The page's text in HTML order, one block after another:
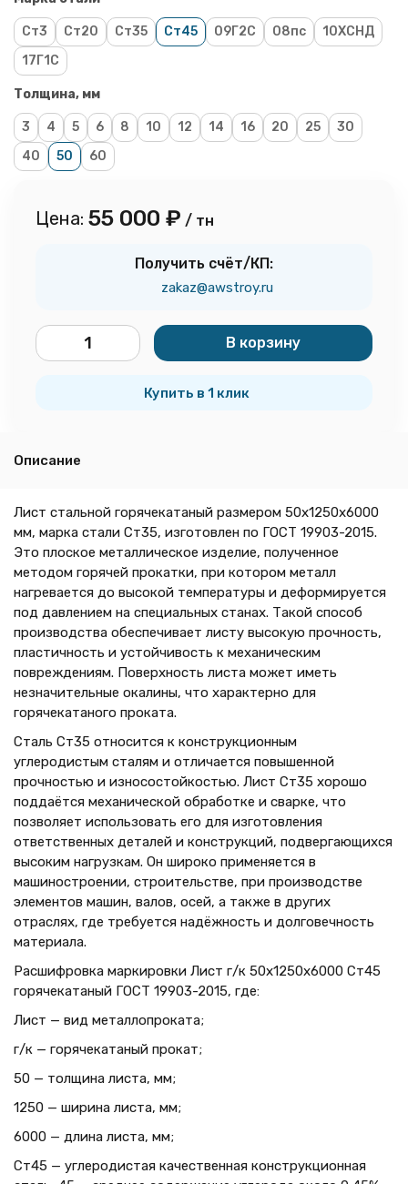
Ст3 Ст20 Ст35 Ст45 09Г2С 08пс
10ХСНД
17Г1С
Толщина, мм
3 4 5 6 8 10 12 14 16 20 25
30
40
50 60
Цена: 55 000 ₽ / тн
Получить счёт/КП:
zakaz@awstroy.ru
В корзину
Купить в 1 клик
Описание
Лист стальной горячекатаный размером 50х1250х6000
мм, марка стали Ст35, изготовлен по ГОСТ 19903-2015.
Это плоское металлическое изделие, полученное
методом горячей прокатки, при котором металл
нагревается до высокой температуры и деформируется
под давлением на специальных станах. Такой способ
производства обеспечивает листу высокую прочность,
пластичность и устойчивость к механическим
повреждениям. Поверхность листа может иметь
незначительные окалины, что характерно для
горячекатаного проката.
Сталь Ст35 относится к конструкционным
углеродистым сталям и отличается повышенной
прочностью и износостойкостью. Лист Ст35 хорошо
поддаётся механической обработке и сварке, что
позволяет использовать его для изготовления
ответственных деталей и конструкций, подвергающихся
высоким нагрузкам. Он широко применяется в
машиностроении, строительстве, при производстве
элементов машин, валов, осей, а также в других
отраслях, где требуется надёжность и долговечность
материала.
Расшифровка маркировки Лист г/к 50х1250x6000 Ст45
горячекатаный ГОСТ 19903-2015, где:
Лист — вид металлопроката;
г/к — горячекатаный прокат;
50 — толщина листа, мм;
1250 — ширина листа, мм;
6000 — длина листа, мм;
Ст45 — углеродистая качественная конструкционная